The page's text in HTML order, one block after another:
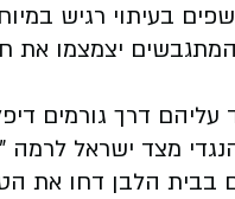
בעיתוי רגיש
המתגבשים יצמצמו
דרך גורמים
מצד ישראל לרמה
בבית הלבן דחו את